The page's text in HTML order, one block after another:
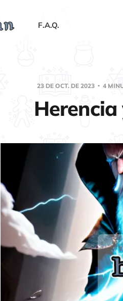
F.A.Q.
23 DE OCT. DE 2023 4
Herencia